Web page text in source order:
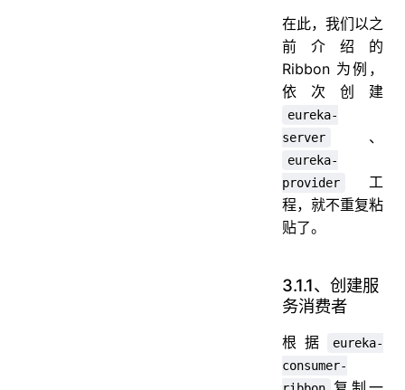
在此，我们以之
前介绍的
Ribbon 为例，
依次创建
eureka-
server
、
eureka-
provider
工
程，就不重复粘
贴了。
3.1.1、创建服
务消费者
根据
eureka-
consumer-